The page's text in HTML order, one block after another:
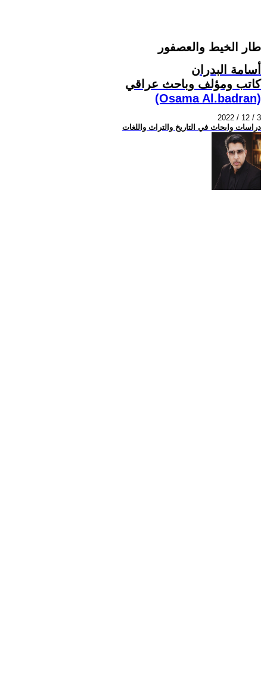
طار الخيط والعصفور
أسامة البدران
كاتب ومؤلف وباحث عراقي
(Osama Al.badran)
2022 / 12 / 3
دراسات وابحاث في التاريخ والتراث واللغات